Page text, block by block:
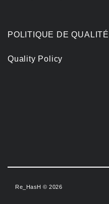
POLITIQUE DE QUALITÉ
Quality Policy
Re_HasH © 2026